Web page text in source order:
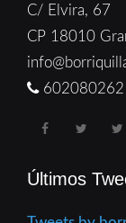
C/ Elvira, 67
CP 18010
602080262
Últimos